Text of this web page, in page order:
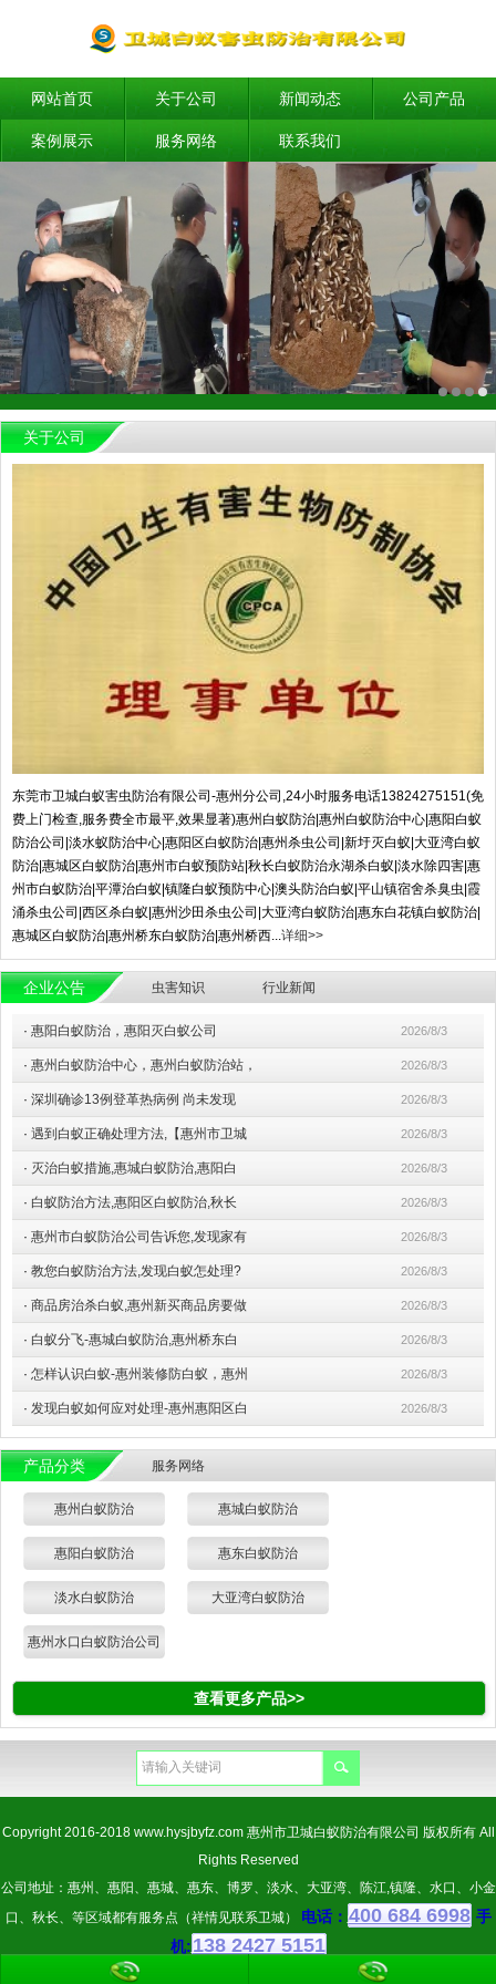
网站首页 关于公司 新闻动态 公司产品
案例展示 服务网络 联系我们
关于公司
东莞市卫城白蚁害虫防治有限公司-惠州分公司,24小时服务电话13824275151(免
费上门检查,服务费全市最平,效果显著)惠州白蚁防治|惠州白蚁防治中心|惠阳白蚁
防治公司|淡水蚁防治中心|惠阳区白蚁防治|惠州杀虫公司|新圩灭白蚁|大亚湾白蚁
防治|惠城区白蚁防治|惠州市白蚁预防站|秋长白蚁防治永湖杀白蚁|淡水除四害|惠
州市白蚁防治|平潭治白蚁|镇隆白蚁预防中心|澳头防治白蚁|平山镇宿舍杀臭虫|霞
涌杀虫公司|西区杀白蚁|惠州沙田杀虫公司|大亚湾白蚁防治|惠东白花镇白蚁防治|
惠城区白蚁防治|惠州桥东白蚁防治|惠州桥西... 详细>>
企业公告 虫害知识 行业新闻
· 惠阳白蚁防治，惠阳灭白蚁公司 2026/8/3
· 惠州白蚁防治中心，惠州白蚁防治站， 2026/8/3
· 深圳确诊13例登革热病例 尚未发现 2026/8/3
· 遇到白蚁正确处理方法,【惠州市卫城 2026/8/3
· 灭治白蚁措施,惠城白蚁防治,惠阳白 2026/8/3
· 白蚁防治方法,惠阳区白蚁防治,秋长 2026/8/3
· 惠州市白蚁防治公司告诉您,发现家有 2026/8/3
· 教您白蚁防治方法,发现白蚁怎处理? 2026/8/3
· 商品房治杀白蚁,惠州新买商品房要做 2026/8/3
· 白蚁分飞-惠城白蚁防治,惠州桥东白 2026/8/3
· 怎样认识白蚁-惠州装修防白蚁，惠州 2026/8/3
· 发现白蚁如何应对处理-惠州惠阳区白 2026/8/3
产品分类 服务网络
惠州白蚁防治 惠城白蚁防治
惠阳白蚁防治 惠东白蚁防治
淡水白蚁防治 大亚湾白蚁防治
惠州水口白蚁防治公司
查看更多产品>>
Copyright 2016-2018 www.hysjbyfz.com惠州市卫城白蚁防治有限公司 版权所有 All
Rights Reserved
公司地址：惠州、惠阳、惠城、惠东、博罗、淡水、大亚湾、陈江,镇隆、水口、小金
口、秋长、等区域都有服务点（祥情见联系卫城）
电话： 400 684 6998 手
机:138 2427 5151